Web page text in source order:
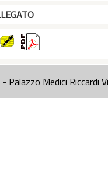
Medici Riccardi